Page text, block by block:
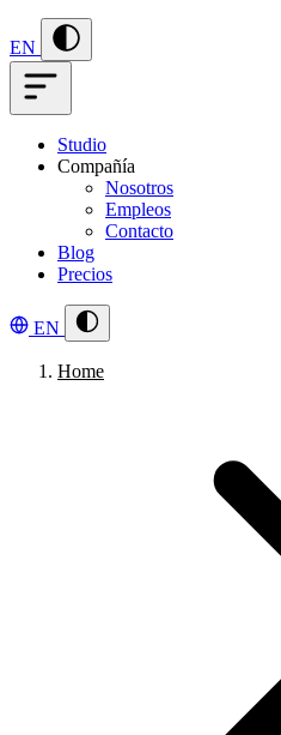
EN
Studio
Compañía
Nosotros
Empleos
Contacto
Blog
Precios
EN
Home